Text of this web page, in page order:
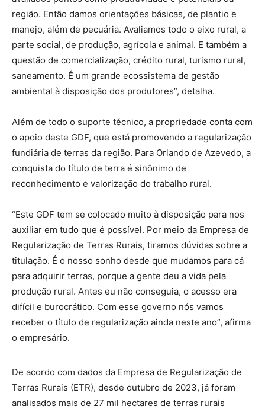
região. Então damos orientações básicas, de plantio e
manejo, além de pecuária. Avaliamos todo o eixo rural, a
parte social, de produção, agrícola e animal. E também a
questão de comercialização, crédito rural, turismo rural,
saneamento. É um grande ecossistema de gestão
ambiental à disposição dos produtores”, detalha.
Além de todo o suporte técnico, a propriedade conta com
o apoio deste GDF, que está promovendo a regularização
fundiária de terras da região. Para Orlando de Azevedo, a
conquista do título de terra é sinônimo de
reconhecimento e valorização do trabalho rural.
“Este GDF tem se colocado muito à disposição para nos
auxiliar em tudo que é possível. Por meio da Empresa de
Regularização de Terras Rurais, tiramos dúvidas sobre a
titulação. É o nosso sonho desde que mudamos para cá
para adquirir terras, porque a gente deu a vida pela
produção rural. Antes eu não conseguia, o acesso era
difícil e burocrático. Com esse governo nós vamos
receber o título de regularização ainda neste ano”, afirma
o empresário.
De acordo com dados da Empresa de Regularização de
Terras Rurais (ETR), desde outubro de 2023, já foram
analisados mais de 27 mil hectares de terras rurais